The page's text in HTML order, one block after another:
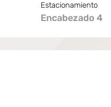
Estacionamiento
Encabezado 4